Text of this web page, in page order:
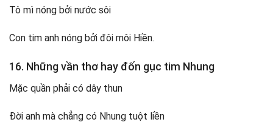
Tô mì nóng bởi nước sôi
Con tim anh nóng bởi đôi môi Hiền.
16. Những vần thơ hay đốn gục tim Nhung
Mặc quần phải có dây thun
Đời anh mà chẳng có Nhung tuột liền